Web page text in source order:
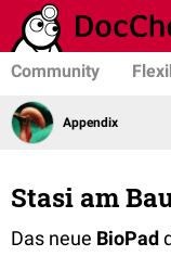
Community
Appendix
Stasi am
Das neue BioPad